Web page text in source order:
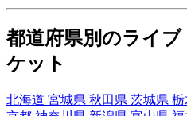
都道府県別のライ
ケット
北海道 宮城県 秋田県 茨城県 栃